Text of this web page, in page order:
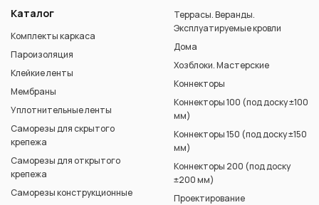
Каталог
Комплекты каркаса
Пароизоляция
Клейкие ленты
Мембраны
Уплотнительные ленты
Саморезы для скрытого
крепежа
Саморезы для открытого
крепежа
Саморезы конструкционные
Террасы. Веранды.
Эксплуатируемые кровли
Дома
Хозблоки. Мастерские
Коннекторы
Коннекторы 100 (под доску ±100
мм)
Коннекторы 150 (под доску ±150
мм)
Коннекторы 200 (под доску
±200 мм)
Проектирование